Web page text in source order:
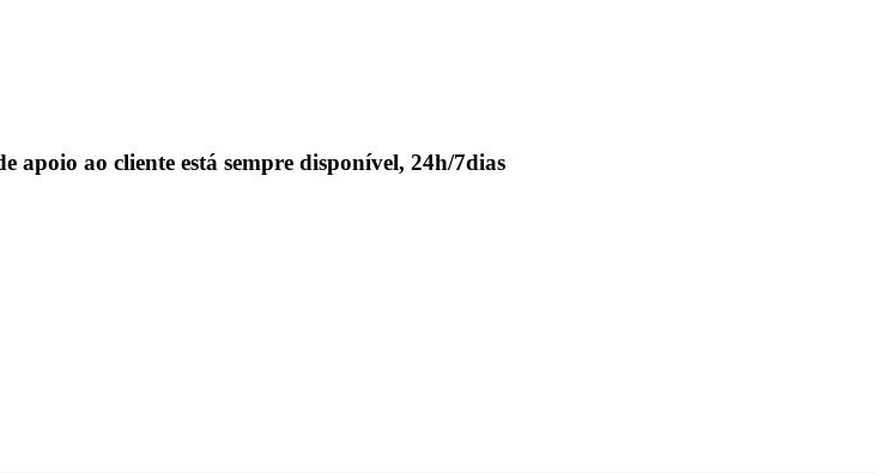
apoio ao cliente está sempre disponível, 24h/7dias